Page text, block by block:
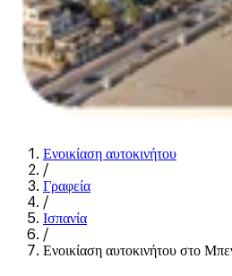
Ενοικίαση αυτοκινήτου
/
Γραφεία
/
Ισπανία
/
Ενοικίαση αυτοκινήτου στο